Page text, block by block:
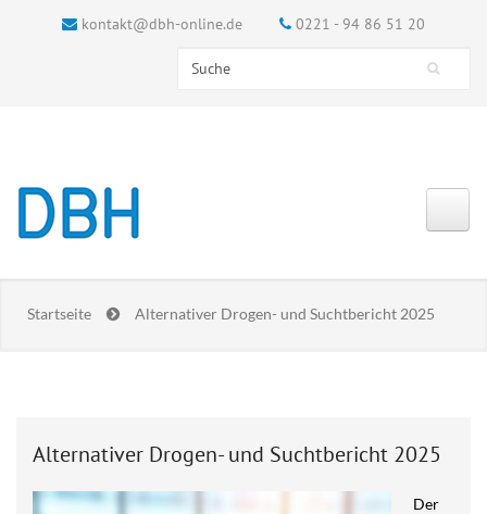
kontakt@dbh-online.de 0221 - 94 86 51 20
Suchformular
Search this site
Startseite Alternativer Drogen- und Suchtbericht 2025
Alternativer Drogen- und Suchtbericht 2025
Der